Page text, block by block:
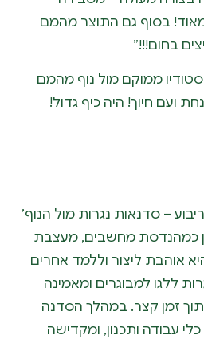
מאוד! בסוף גם התוצר מהמם
בחום!!!”
ממוקם מול נוף מהמם
ועם חיוך! היה כיף גדול!
– סדנאות נגרות מול הנוף’
כמהנדסת מחשבים, מעצבת
אוהבת ליצור וללמד אחרים
ללגו למבוגרים ומאמינה
תוך זמן קצר. במהלך הסדנה
עבודה ותכנון, ומקדישה